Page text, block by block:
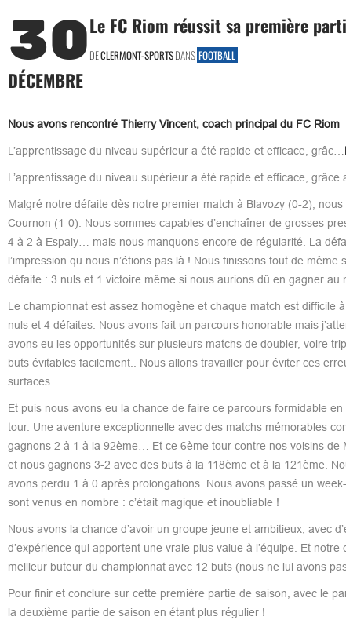
30
DÉCEMBRE
Le FC Riom réussit sa première
DECLERMONT-SPORTSDANS FOOTBALL
Nous avons rencontré Thierry Vincent, coach principal du FC Riom
L’apprentissage du niveau supérieur a été rapide et efficace, grâc…
L’apprentissage du niveau supérieur a été rapide et efficace,
Malgré notre défaite dès notre premier match à Blavozy (0-2),
Cournon (1-0). Nous sommes capables d’enchaîner de grosses
4 à 2 à Espaly… mais nous manquons encore de régularité. La
l’impression qu nous n’étions pas là ! Nous finissons tout de
défaite : 3 nuls et 1 victoire même si nous aurions dû en gagner au
Le championnat est assez homogène et chaque match est
nuls et 4 défaites. Nous avons fait un parcours honorable mais
avons eu les opportunités sur plusieurs matchs de doubler, voire
buts évitables facilement.. Nous allons travailler pour éviter ces
surfaces.
Et puis nous avons eu la chance de faire ce parcours formidable
tour. Une aventure exceptionnelle avec des matchs mémorables
gagnons 2 à 1 à la 92ème… Et ce 6ème tour contre nos voisins
et nous gagnons 3-2 avec des buts à la 118ème et à la 121ème.
avons perdu 1 à 0 après prolongations. Nous avons passé un
sont venus en nombre : c’était magique et inoubliable !
Nous avons la chance d’avoir un groupe jeune et ambitieux, avec
d’expérience qui apportent une vraie plus value à l’équipe. Et
meilleur buteur du championnat avec 12 buts (nous ne lui avons
Pour finir et conclure sur cette première partie de saison, avec le
la deuxième partie de saison en étant plus régulier !